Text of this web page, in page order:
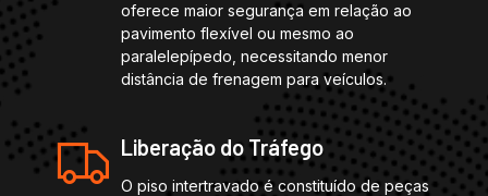
oferece maior segurança em relação ao
pavimento flexível ou mesmo ao
paralelepípedo, necessitando menor
distância de frenagem para veículos.
Liberação do Tráfego
O piso intertravado é constituído de peças